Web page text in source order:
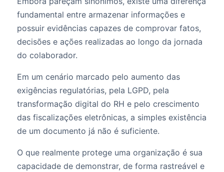
fundamental entre armazenar informações e
possuir evidências capazes de comprovar fatos,
decisões e ações realizadas ao longo da jornada
do colaborador.
Em um cenário marcado pelo aumento das
exigências regulatórias, pela LGPD, pela
transformação digital do RH e pelo crescimento
das fiscalizações eletrônicas, a simples existência
de um documento já não é suficiente.
O que realmente protege uma organização é sua
capacidade de demonstrar, de forma rastreável e